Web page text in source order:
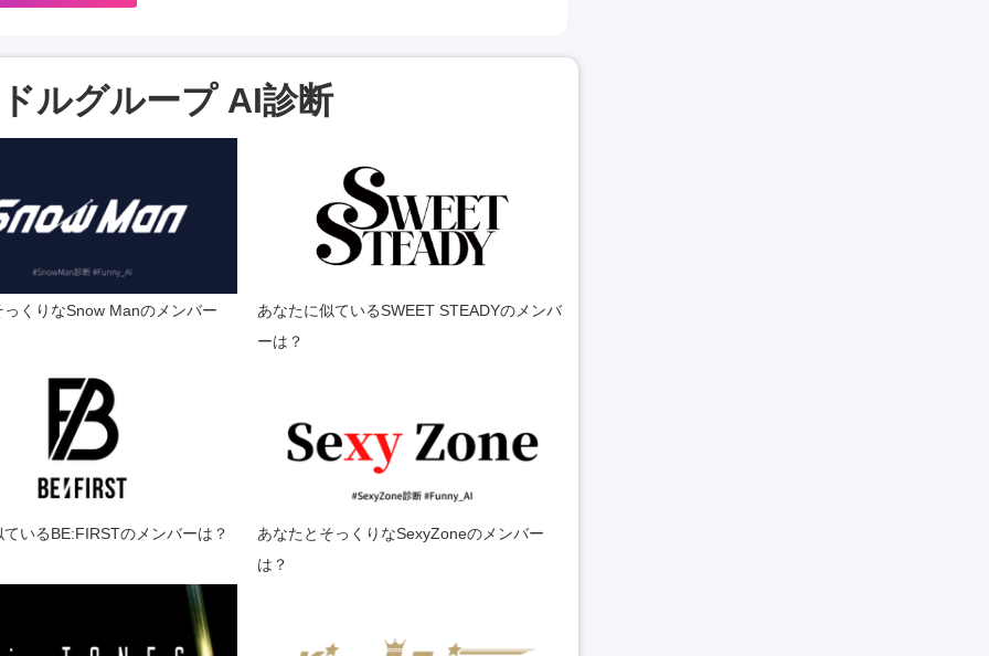
ルグループ AI診断
っくりなSnow Manのメンバー
あなたに似ているSWEET STEADYのメンバ
ーは？
いるBE:FIRSTのメンバーは？
あなたとそっくりなSexyZoneのメンバー
は？